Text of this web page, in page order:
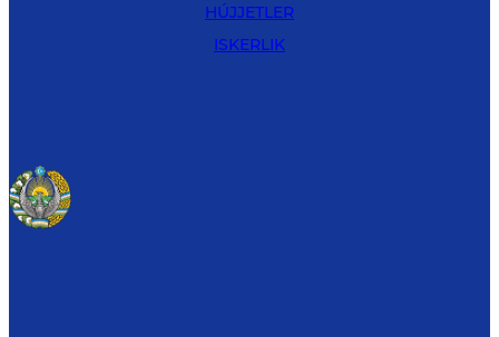
HÚJJETLER
ISKERLIK